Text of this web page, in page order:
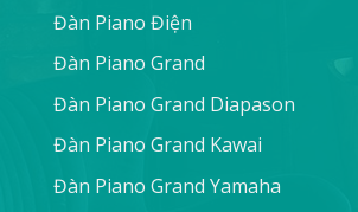
Đàn Piano Điện
Đàn Piano Grand
Đàn Piano Grand Diapason
Đàn Piano Grand Kawai
Đàn Piano Grand Yamaha